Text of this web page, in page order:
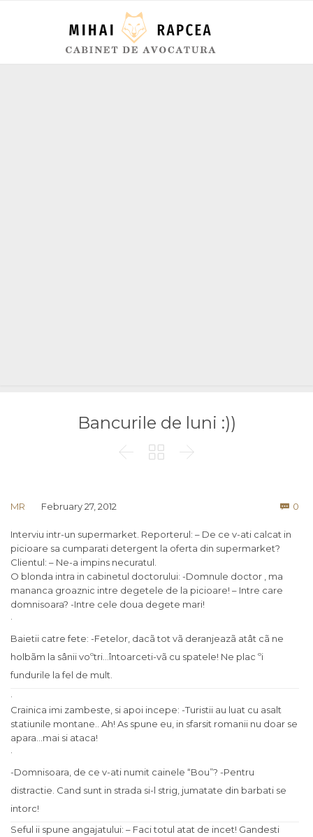
Bancurile de luni :))
  
MR February 27, 2012  0
Interviu intr-un supermarket. Reporterul: – De ce v-ati calcat in
picioare sa cumparati detergent la oferta din supermarket?
Clientul: – Ne-a impins necuratul.
O blonda intra in cabinetul doctorului: -Domnule doctor , ma
mananca groaznic intre degetele de la picioare! – Intre care
domnisoara? -Intre cele doua degete mari!
·
Baietii catre fete: -Fetelor, dacã tot vã deranjeazã atât cã ne
holbãm la sânii voºtri…întoarceti-vã cu spatele! Ne plac ºi
fundurile la fel de mult.
·
Crainica imi zambeste, si apoi incepe: -Turistii au luat cu asalt
statiunile montane.. Ah! As spune eu, in sfarsit romanii nu doar se
apara…mai si ataca!
·
-Domnisoara, de ce v-ati numit cainele “Bou”? -Pentru
distractie. Cand sunt in strada si-l strig, jumatate din barbati se
intorc!
Seful ii spune angajatului: – Faci totul atat de incet! Gandesti